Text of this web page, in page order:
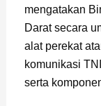
mengatakan
Darat secara
alat perekat
komunikasi
serta